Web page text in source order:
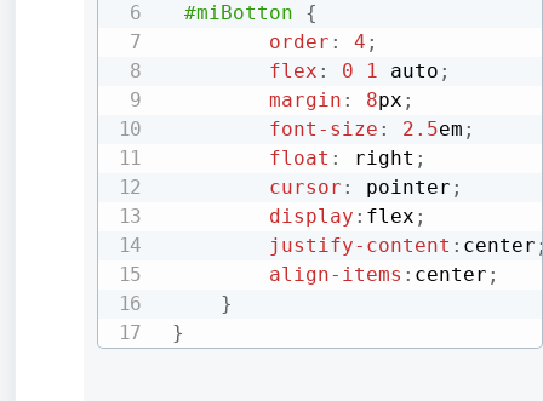
#miBotton
{
order : 4 ;
flex : 0 1 auto ;
margin : 8px ;
font-size : 2.5em ;
float : right ;
cursor : pointer ;
display : flex ;
justify-content : center
align-items : center ;
}
}